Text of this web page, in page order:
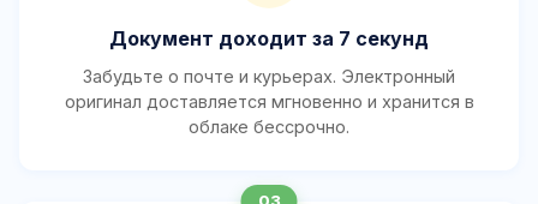
Документ доходит за 7 секунд
Забудьте о почте и курьерах. Электронный
оригинал доставляется мгновенно и хранится в
облаке бессрочно.